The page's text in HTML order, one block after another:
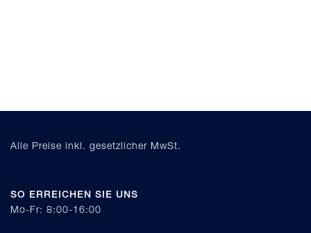
Alle Preise inkl. gesetzlicher MwSt.
SO ERREICHEN SIE UNS
Mo-Fr: 8:00-16:00